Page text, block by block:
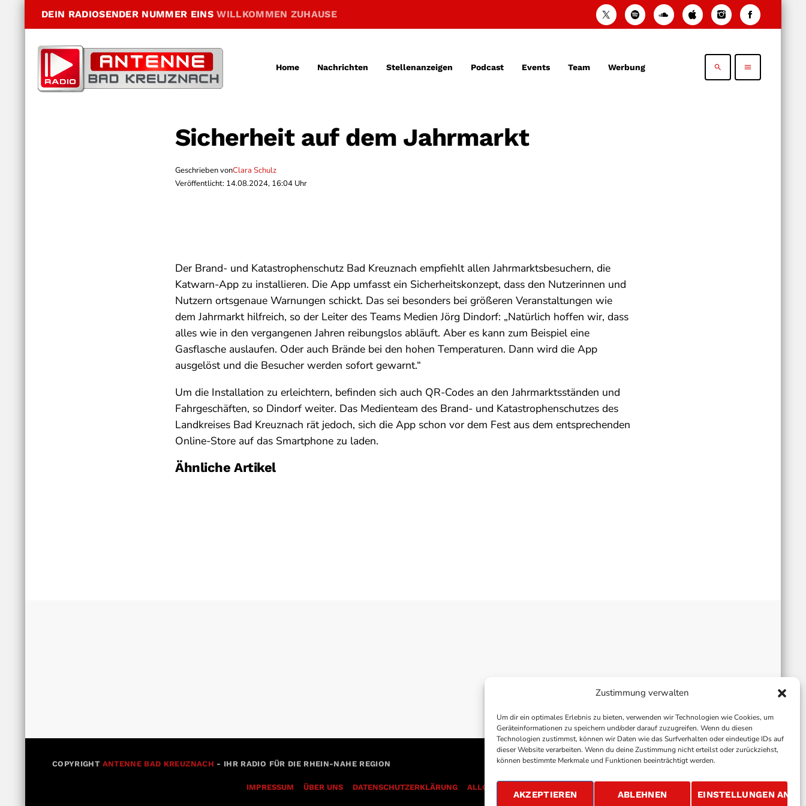
Zustimmung verwalten
Um dir ein optimales Erlebnis zu bieten, verwenden wir Technologien wie Cookies, um
Geräteinformationen zu speichern und/oder darauf zuzugreifen. Wenn du diesen
Technologien zustimmst, können wir Daten wie das Surfverhalten oder eindeutige IDs auf
dieser Website verarbeiten. Wenn du deine Zustimmung nicht erteilst oder zurückziehst,
können bestimmte Merkmale und Funktionen beeinträchtigt werden.
AKZEPTIEREN ABLEHNEN EINSTELLUNGEN
DEIN RADIOSENDER NUMMER EINSWILLKOMMEN ZUHAUSE
Home Nachrichten Stellenanzeigen Podcast Events Team Werbung search menu
Sicherheit auf dem Jahrmarkt
Geschrieben vonClara Schulz
Veröffentlicht: 14.08.2024, 16:04 Uhr
Der Brand- und Katastrophenschutz Bad Kreuznach empfiehlt allen Jahrmarktsbesuchern, die
Katwarn-App zu installieren. Die App umfasst ein Sicherheitskonzept, dass den Nutzerinnen und
Nutzern ortsgenaue Warnungen schickt. Das sei besonders bei größeren Veranstaltungen wie
dem Jahrmarkt hilfreich, so der Leiter des Teams Medien Jörg Dindorf: „Natürlich hoffen wir, dass
alles wie in den vergangenen Jahren reibungslos abläuft. Aber es kann zum Beispiel eine
Gasflasche auslaufen. Oder auch Brände bei den hohen Temperaturen. Dann wird die App
ausgelöst und die Besucher werden sofort gewarnt.“
Um die Installation zu erleichtern, befinden sich auch QR-Codes an den Jahrmarktsständen und
Fahrgeschäften, so Dindorf weiter. Das Medienteam des Brand- und Katastrophenschutzes des
Landkreises Bad Kreuznach rät jedoch, sich die App schon vor dem Fest aus dem entsprechenden
Online-Store auf das Smartphone zu laden.
Ähnliche Artikel
COPYRIGHT ANTENNE BAD KREUZNACH - IHR RADIO FÜR DIE RHEIN-NAHE REGION
IMPRESSUM ÜBER UNS DATENSCHUTZERKLÄRUNG